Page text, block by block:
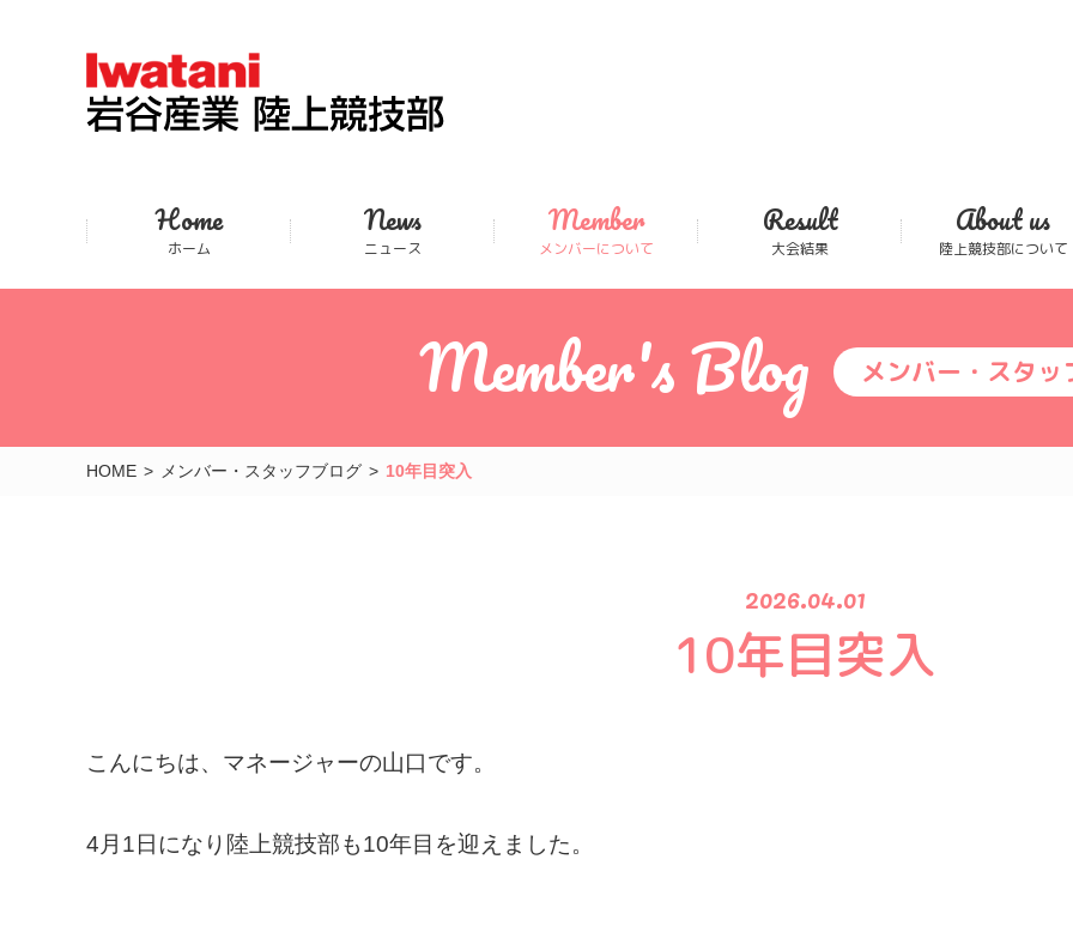
Home
ホーム
News
ニュース
Member
メンバーについて
Result
大会結果
About us
陸上競技部について
Member's Blog メンバー・スタッ
HOME メンバー・スタッフブログ 10年目突入
2026.04.01
10年目突入
こんにちは、マネージャーの山口です。
4月1日になり陸上競技部も10年目を迎えました。